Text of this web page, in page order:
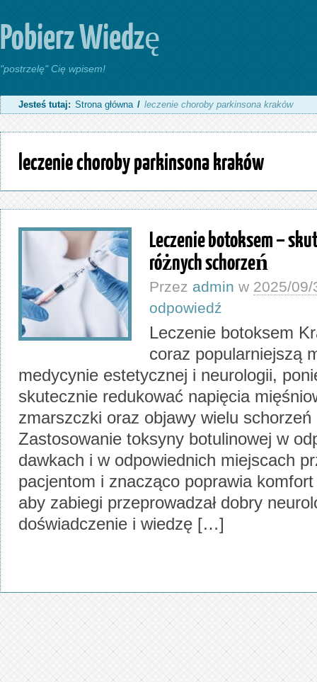
Pobierz Wiedzę
"postrzelę" Cię wpisem!
Jesteś tutaj: Strona główna / leczenie choroby parkinsona kraków
leczenie choroby parkinsona kraków
Leczenie botoksem –
różnych schorzeń
Przez admin w 2025/09/
odpowiedź
Leczenie botoksem
coraz popularniejszą
medycynie estetycznej i neurologii,
skutecznie redukować napięcia
zmarszczki oraz objawy wielu
Zastosowanie toksyny botulinowej w
dawkach i w odpowiednich miejscach
pacjentom i znacząco poprawia
aby zabiegi przeprowadzał dobry
doświadczenie i wiedzę […]